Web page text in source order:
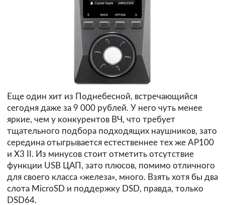
Еще один хит из Поднебесной, встречающийся
сегодня даже за 9 000 рублей. У него чуть менее
яркие, чем у конкурентов ВЧ, что требует
тщательного подбора подходящих наушников, зато
середина отыгрывается естественнее тех же AP100
и X3 II. Из минусов стоит отметить отсутствие
функции USB ЦАП, зато плюсов, помимо отличного
для своего класса «железа», много. Взять хотя бы два
слота MicroSD и поддержку DSD, правда, только
DSD64.